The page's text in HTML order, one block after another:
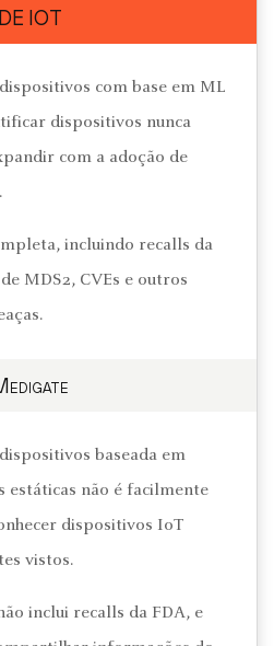
DE IOT
com base em ML
dispositivos nunca
com a adoção de
incluindo recalls da
MDS2, CVEs e outros
baseada em
estáticas não é facilmente
dispositivos IoT
vistos.
inclui recalls da FDA, e